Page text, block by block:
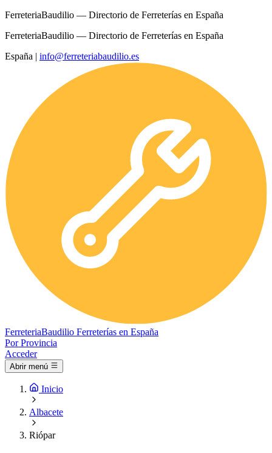
FerreteriaBaudilio — Directorio de Ferreterías en España
FerreteriaBaudilio — Directorio de Ferreterías en España
España | info@ferreteriabaudilio.es
FerreteriaBaudilio Ferreterías en España
Por Provincia
Acceder
Abrir menú
Inicio
Albacete
Riópar